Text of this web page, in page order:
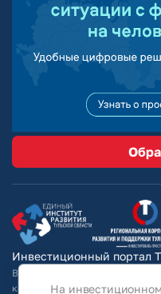
Инвестиционный портал
Вся информация на сайте
каких условиях не является
На